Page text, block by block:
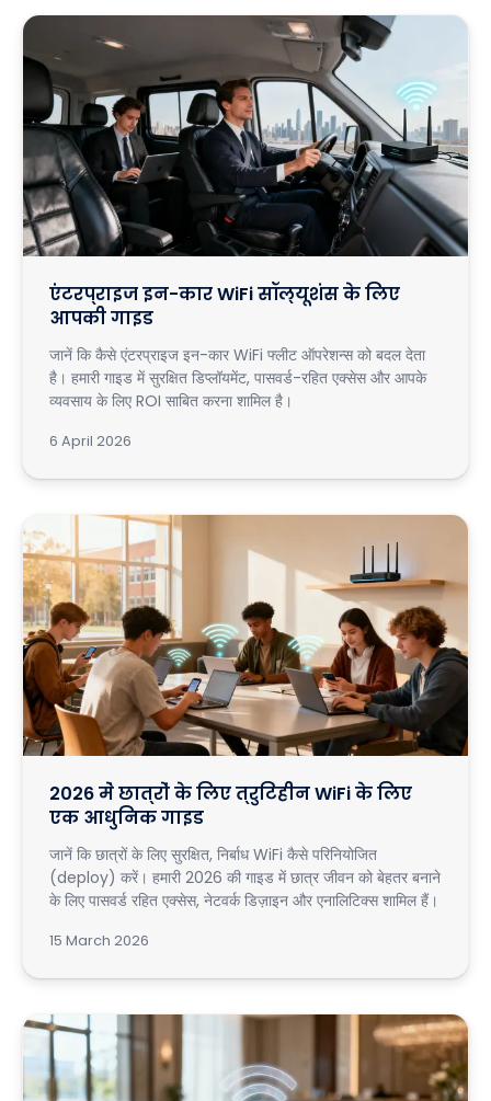
एंटरप्राइज इन-कार WiFi सॉल्यूशंस के लिए
आपकी गाइड
जानें कि कैसे एंटरप्राइज इन-कार WiFi फ्लीट ऑपरेशन्स को बदल देता
है। हमारी गाइड में सुरक्षित डिप्लॉयमेंट, पासवर्ड-रहित एक्सेस और आपके
व्यवसाय के लिए ROI साबित करना शामिल है।
6 April 2026
2026 में छात्रों के लिए त्रुटिहीन WiFi के लिए
एक आधुनिक गाइड
जानें कि छात्रों के लिए सुरक्षित, निर्बाध WiFi कैसे परिनियोजित
(deploy) करें। हमारी 2026 की गाइड में छात्र जीवन को बेहतर बनाने
के लिए पासवर्ड रहित एक्सेस, नेटवर्क डिज़ाइन और एनालिटिक्स शामिल हैं।
15 March 2026